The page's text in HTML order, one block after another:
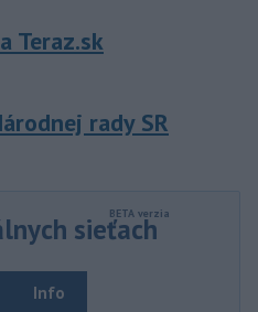
Teraz.sk
rady SR
sieťach
Info